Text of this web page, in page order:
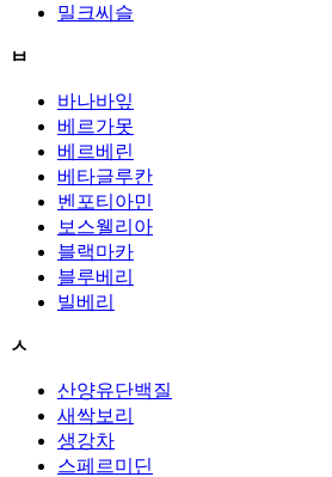
밀크씨슬
ㅂ
바나바잎
베르가못
베르베린
베타글루칸
벤포티아민
보스웰리아
블랙마카
블루베리
빌베리
ㅅ
산양유단백질
새싹보리
생강차
스페르미딘